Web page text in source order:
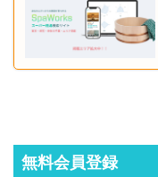
無料会員登録